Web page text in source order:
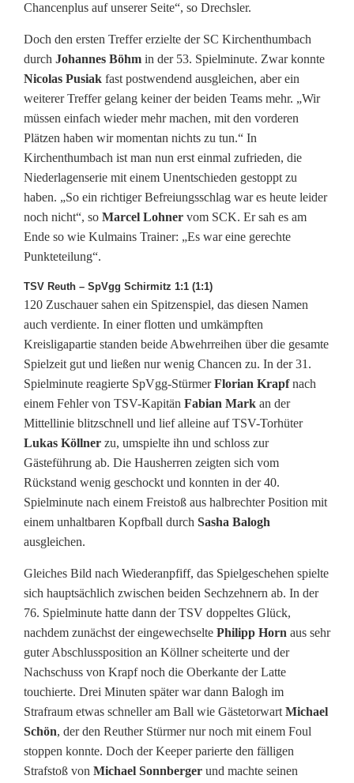
Chancenplus auf unserer Seite“, so Drechsler.
Doch den ersten Treffer erzielte der SC Kirchenthumbach
durch Johannes Böhm in der 53. Spielminute. Zwar konnte
Nicolas Pusiak fast postwendend ausgleichen, aber ein
weiterer Treffer gelang keiner der beiden Teams mehr. „Wir
müssen einfach wieder mehr machen, mit den vorderen
Plätzen haben wir momentan nichts zu tun.“ In
Kirchenthumbach ist man nun erst einmal zufrieden, die
Niederlagenserie mit einem Unentschieden gestoppt zu
haben. „So ein richtiger Befreiungsschlag war es heute leider
noch nicht“, so Marcel Lohner vom SCK. Er sah es am
Ende so wie Kulmains Trainer: „Es war eine gerechte
Punkteteilung“.
TSV Reuth – SpVgg Schirmitz 1:1 (1:1)
120 Zuschauer sahen ein Spitzenspiel, das diesen Namen
auch verdiente. In einer flotten und umkämpften
Kreisligapartie standen beide Abwehrreihen über die gesamte
Spielzeit gut und ließen nur wenig Chancen zu. In der 31.
Spielminute reagierte SpVgg-StürmerFlorian Krapfnach
einem Fehler von TSV-Kapitän Fabian Mark an der
Mittellinie blitzschnell und lief alleine auf TSV-Torhüter
Lukas Köllner zu, umspielte ihn und schloss zur
Gästeführung ab. Die Hausherren zeigten sich vom
Rückstand wenig geschockt und konnten in der 40.
Spielminute nach einem Freistoß aus halbrechter Position mit
einem unhaltbaren Kopfball durch Sasha Balogh
ausgleichen.
Gleiches Bild nach Wiederanpfiff, das Spielgeschehen spielte
sich hauptsächlich zwischen beiden Sechzehnern ab. In der
76. Spielminute hatte dann der TSV doppeltes Glück,
nachdem zunächst der eingewechselte Philipp Horn aus sehr
guter Abschlussposition an Köllner scheiterte und der
Nachschuss von Krapf noch die Oberkante der Latte
touchierte. Drei Minuten später war dann Balogh im
Strafraum etwas schneller am Ball wie Gästetorwart Michael
Schön, der den Reuther Stürmer nur noch mit einem Foul
stoppen konnte. Doch der Keeper parierte den fälligen
Strafstoß von Michael Sonnberger und machte seinen